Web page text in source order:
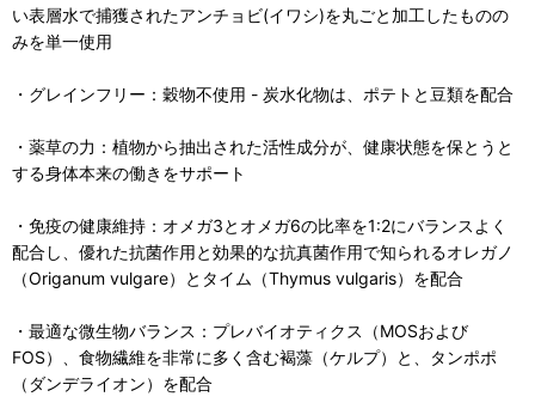
い表層水で捕獲されたアンチョビ(イワシ)を丸ごと加工したものの
みを単一使用
・グレインフリー：穀物不使用 - 炭水化物は、ポテトと豆類を配合
・薬草の力：植物から抽出された活性成分が、健康状態を保とうと
する身体本来の働きをサポート
・免疫の健康維持：オメガ3とオメガ6の比率を1:2にバランスよく
配合し、優れた抗菌作用と効果的な抗真菌作用で知られるオレガノ
（Origanum vulgare）とタイム（Thymus vulgaris）を配合
・最適な微生物バランス：プレバイオティクス（MOSおよび
FOS）、食物繊維を非常に多く含む褐藻（ケルプ）と、タンポポ
（ダンデライオン）を配合